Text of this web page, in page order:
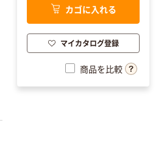
カゴに入れる
マイカタログ登録
商品を比較